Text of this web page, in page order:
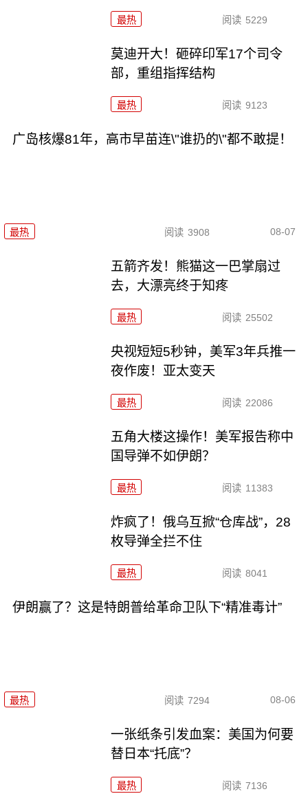
最热 阅读 5229
莫迪开大！砸碎印军17个司令
部，重组指挥结构
最热 阅读 9123
广岛核爆81年，高市早苗连\"谁扔的\"都不敢提！
最热 阅读 3908 08-07
五箭齐发！熊猫这一巴掌扇过
去，大漂亮终于知疼
最热 阅读 25502
央视短短5秒钟，美军3年兵推一
夜作废！亚太变天
最热 阅读 22086
五角大楼这操作！美军报告称中
国导弹不如伊朗？
最热 阅读 11383
炸疯了！俄乌互掀“仓库战”，28
枚导弹全拦不住
最热 阅读 8041
伊朗赢了？这是特朗普给革命卫队下“精准毒计”
最热 阅读 7294 08-06
一张纸条引发血案：美国为何要
替日本“托底”？
最热 阅读 7136